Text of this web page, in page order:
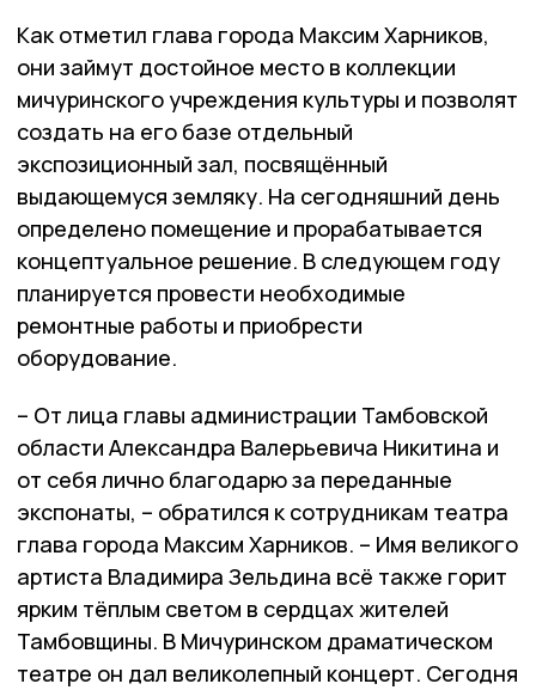
Как отметил глава города Максим Харников,
они займут достойное место в коллекции
мичуринского учреждения культуры и позволят
создать на его базе отдельный
экспозиционный зал, посвящённый
выдающемуся земляку. На сегодняшний день
определено помещение и прорабатывается
концептуальное решение. В следующем году
планируется провести необходимые
ремонтные работы и приобрести
оборудование.
– От лица главы администрации Тамбовской
области Александра Валерьевича Никитина и
от себя лично благодарю за переданные
экспонаты, – обратился к сотрудникам театра
глава города Максим Харников. – Имя великого
артиста Владимира Зельдина всё также горит
ярким тёплым светом в сердцах жителей
Тамбовщины. В Мичуринском драматическом
театре он дал великолепный концерт. Сегодня